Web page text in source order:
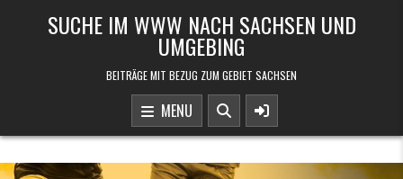
SUCHE IM WWW NACH SACHSEN UND
UMGEBING
BEITRÄGE MIT BEZUG ZUM GEBIET SACHSEN
MENU